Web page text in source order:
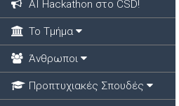
ΑΙ Hackathon στο CSD!
Το Τμήμα
Άνθρωποι
Προπτυχιακές Σπουδές